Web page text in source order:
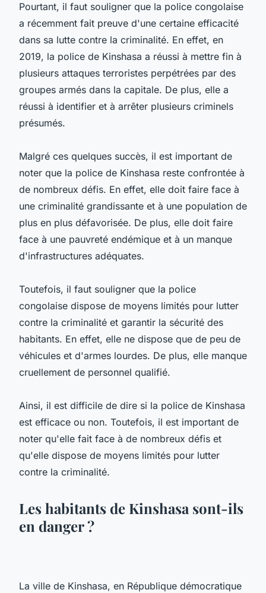
Pourtant, il faut souligner que la police congolaise
a récemment fait preuve d'une certaine efficacité
dans sa lutte contre la criminalité. En effet, en
2019, la police de Kinshasa a réussi à mettre fin à
plusieurs attaques terroristes perpétrées par des
groupes armés dans la capitale. De plus, elle a
réussi à identifier et à arrêter plusieurs criminels
présumés.
Malgré ces quelques succès, il est important de
noter que la police de Kinshasa reste confrontée à
de nombreux défis. En effet, elle doit faire face à
une criminalité grandissante et à une population de
plus en plus défavorisée. De plus, elle doit faire
face à une pauvreté endémique et à un manque
d'infrastructures adéquates.
Toutefois, il faut souligner que la police
congolaise dispose de moyens limités pour lutter
contre la criminalité et garantir la sécurité des
habitants. En effet, elle ne dispose que de peu de
véhicules et d'armes lourdes. De plus, elle manque
cruellement de personnel qualifié.
Ainsi, il est difficile de dire si la police de Kinshasa
est efficace ou non. Toutefois, il est important de
noter qu'elle fait face à de nombreux défis et
qu'elle dispose de moyens limités pour lutter
contre la criminalité.
Les habitants de Kinshasa sont-ils
en danger ?
La ville de Kinshasa, en République démocratique